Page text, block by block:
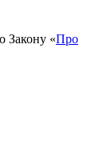
Закону «Про